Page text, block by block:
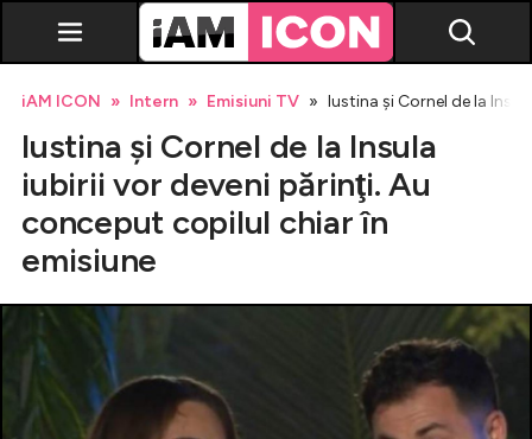
Vedete
Emisiuni TV
Horoscop
iAM ICON Intern Emisiuni TV Iustina şi Cornel de la
Iustina şi Cornel de la Insula
iubirii vor deveni părinţi. Au
conceput copilul chiar în
emisiune